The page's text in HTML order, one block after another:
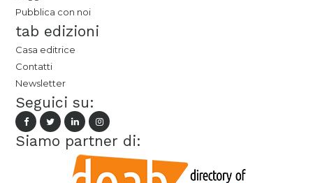
Pubblica con noi
tab edizioni
Casa editrice
Contatti
Newsletter
Seguici su:
Siamo partner di: